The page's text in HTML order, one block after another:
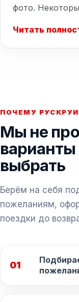
фото.
Читать
ПОЧЕМУ
Мы не
выбрать
Берём на себя
пожеланиям,
поездки до
01